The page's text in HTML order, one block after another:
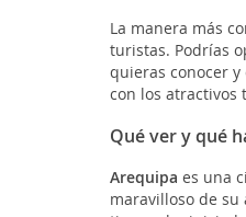
La manera más
turistas. Podrías
quieras conocer
con los atractivos
Qué ver y qué
Arequipa es una
maravilloso de